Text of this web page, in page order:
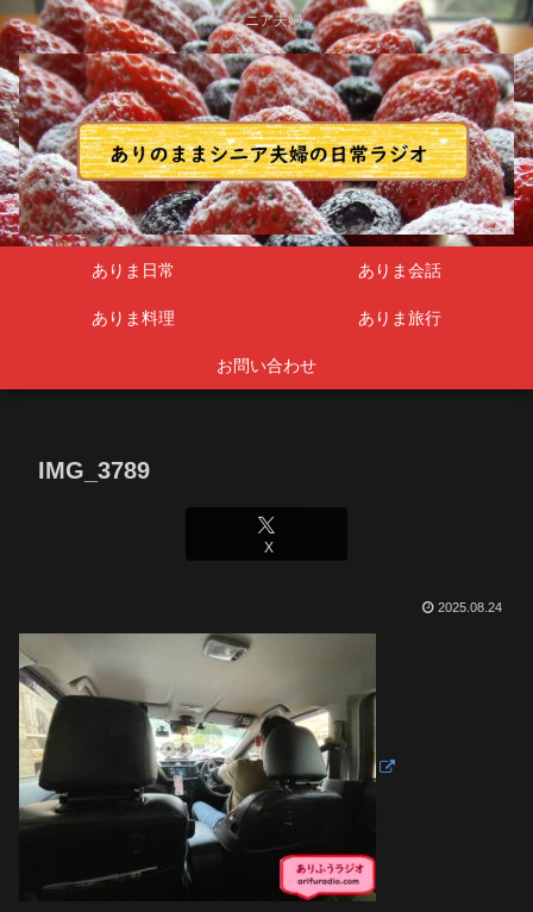
シニア夫婦
ありま日常 ありま会話
ありま料理 ありま旅行
お問い合わせ
IMG_3789
X
2025.08.24